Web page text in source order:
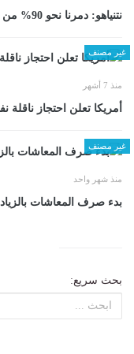
نتنياهو: دمرنا نحو 90% من مخزون حزب الله الصاروخى
غير مصنف
منذ 7 أشهر
أمريكا تعلن احتجاز
غير مصنف
منذ شهر واحد
بدء صرف المعاشات
بحث سريع: